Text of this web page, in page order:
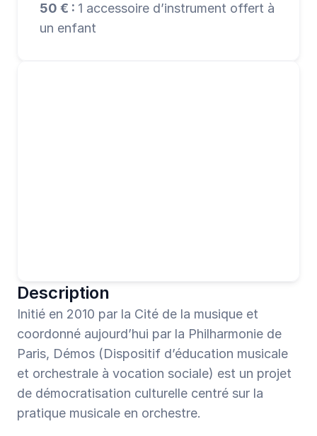
Description
Initié en 2010 par la Cité de la musique et
coordonné aujourd’hui par la Philharmonie de
Paris, Démos (Dispositif d’éducation musicale
et orchestrale à vocation sociale) est un projet
de démocratisation culturelle centré sur la
pratique musicale en orchestre.
50 € : 1 accessoire d’instrument offert à
un enfant